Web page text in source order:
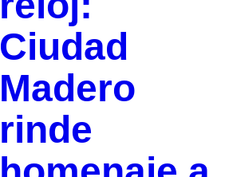
Ciudad
Madero
rinde